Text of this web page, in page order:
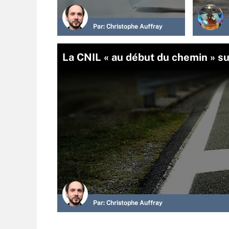
Par: Christophe Auffray
La CNIL « au début du chemin »
Par: Christophe Auffray